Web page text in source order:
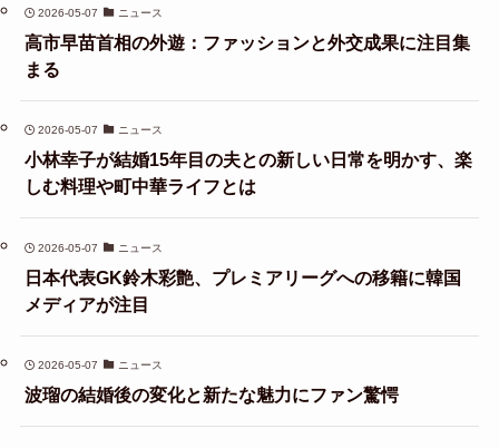
2026-05-07 ニュース
高市早苗首相の外遊：ファッションと外交成果に注目集
まる
2026-05-07 ニュース
小林幸子が結婚15年目の夫との新しい日常を明かす、楽
しむ料理や町中華ライフとは
2026-05-07 ニュース
日本代表GK鈴木彩艶、プレミアリーグへの移籍に韓国
メディアが注目
2026-05-07 ニュース
波瑠の結婚後の変化と新たな魅力にファン驚愕